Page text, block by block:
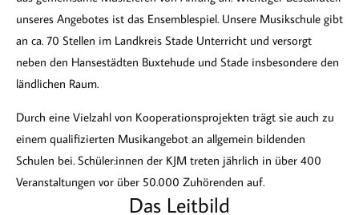
unseres Angebotes ist das Ensemblespiel. Unsere Musikschule gibt
an ca. 70 Stellen im Landkreis Stade Unterricht und versorgt
neben den Hansestädten Buxtehude und Stade insbesondere den
ländlichen Raum.
Durch eine Vielzahl von Kooperationsprojekten trägt sie auch zu
einem qualifizierten Musikangebot an allgemein bildenden
Schulen bei. Schüler:innen der KJM treten jährlich in über 400
Veranstaltungen vor über 50.000 Zuhörenden auf.
Das Leitbild